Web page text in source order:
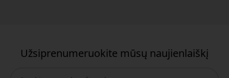
Užsiprenumeruokite mūsų naujienlaiškį